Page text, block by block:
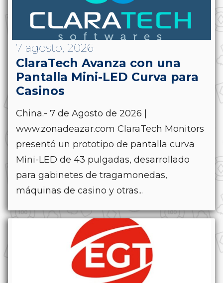
7 agosto, 2026
ClaraTech Avanza con una
Pantalla Mini-LED Curva para
Casinos
China.- 7 de Agosto de 2026 |
www.zonadeazar.com ClaraTech Monitors
presentó un prototipo de pantalla curva
Mini-LED de 43 pulgadas, desarrollado
para gabinetes de tragamonedas,
máquinas de casino y otras...